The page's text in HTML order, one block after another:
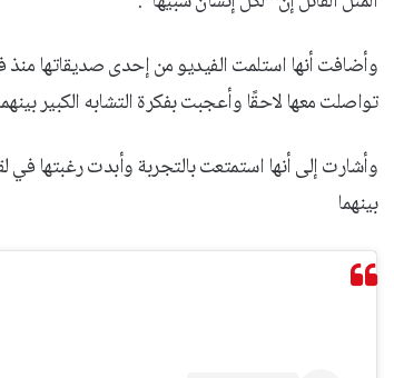
وأضافت أنها استلمت الفيديو من إحدى صديقاتها منذ
تواصلت معها لاحقًا وأعجبت بفكرة التشابه الكبير
وأشارت إلى أنها استمتعت بالتجربة وأبدت رغبتها في
بينهما